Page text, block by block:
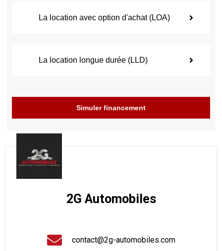
La location avec option d'achat (LOA)
La location longue durée (LLD)
Simuler financement
2G Automobiles
contact@2g-automobiles.com